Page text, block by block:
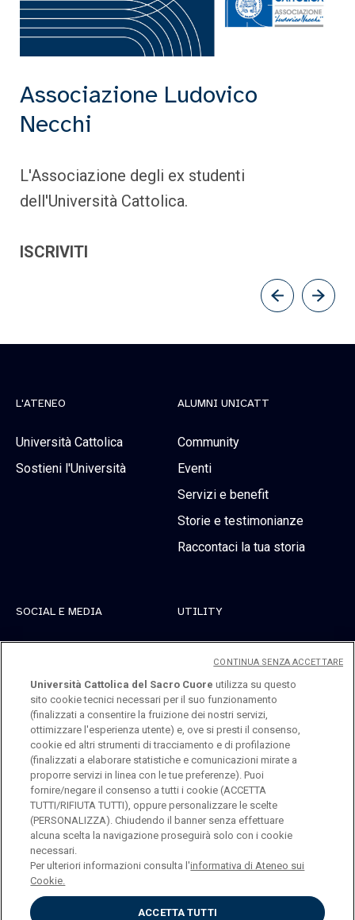
Associazione Ludovico
Necchi
L'Associazione degli ex studenti
dell'Università Cattolica.
ISCRIVITI
L'ATENEO
Università Cattolica
Sostieni l'Università
ALUMNI UNICATT
Community
Eventi
Servizi e benefit
Storie e testimonianze
Raccontaci la tua storia
SOCIAL E MEDIA
Instagram
Youtube
UTILITY
Università Cattolica del Sacro Cuore
Largo A. Gemelli, 1 - 20123 Milano
ENGLISH
Università Cattolica del Sacro Cuore utilizza su questo
sito cookie tecnici necessari per il suo funzionamento
(finalizzati a consentire la fruizione dei nostri servizi,
ottimizzare l'esperienza utente) e, ove si presti il consenso,
cookie ed altri strumenti di tracciamento e di profilazione
(finalizzati a elaborare statistiche e comunicazioni mirate a
proporre servizi in linea con le tue preferenze). Puoi
fornire/negare il consenso a tutti i cookie (ACCETTA
TUTTI/RIFIUTA TUTTI), oppure personalizzare le scelte
(PERSONALIZZA). Chiudendo il banner senza effettuare
alcuna scelta la navigazione proseguirà solo con i cookie
necessari.
Per ulteriori informazioni consulta l'informativa di Ateneo sui
Cookie.
ACCETTA TUTTI
CONTINUA SENZA ACCETTARE